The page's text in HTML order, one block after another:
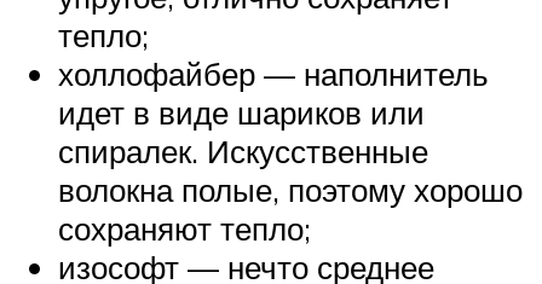
тепло;
холлофайбер — наполнитель
идет в виде шариков или
спиралек. Искусственные
волокна полые, поэтому хорошо
сохраняют тепло;
изософт — нечто среднее